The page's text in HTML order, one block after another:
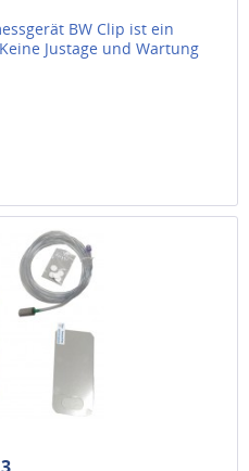
BW Clip ist ein
Justage und Wartung